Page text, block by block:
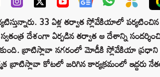
33 ఏళ్ల తర్వాత స్లోవేకియాలో
దేశంగా ఏర్పడిన తర్వాత ఆ దేశాన్ని
బ్రాటిస్లావా నగరంలో మోడీకి స్లోవేకియా
బ్రాటిస్లావా కోటలో జరిగిన కార్యక్రమంలో ఇద్దరు